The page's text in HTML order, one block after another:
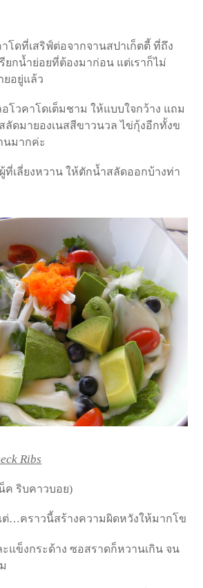
โดที่เสริฟ์ต่อจากจานสปาเก็ตตี้ ที่ถึง
ยกน้ำย่อยที่ต้องมาก่อน แต่เราก็ไม่
ยอยู่แล้ว
โวคาโดเต็มชาม ให้แบบใจกว้าง แถม
ลัดมายองเนสสีขาวนวล ไข่กุ้งอีกทั้งข
นมากค่ะ
เลี่ยงหวาน ให้ตักน้ำสลัดออกบ้างท่า
Ribs
ค ริบคาวบอย)
ต่…คราวนี้สร้างความผิดหวังให้มากโข
แข็งกระด้าง ซอสราดก็หวานเกิน จน